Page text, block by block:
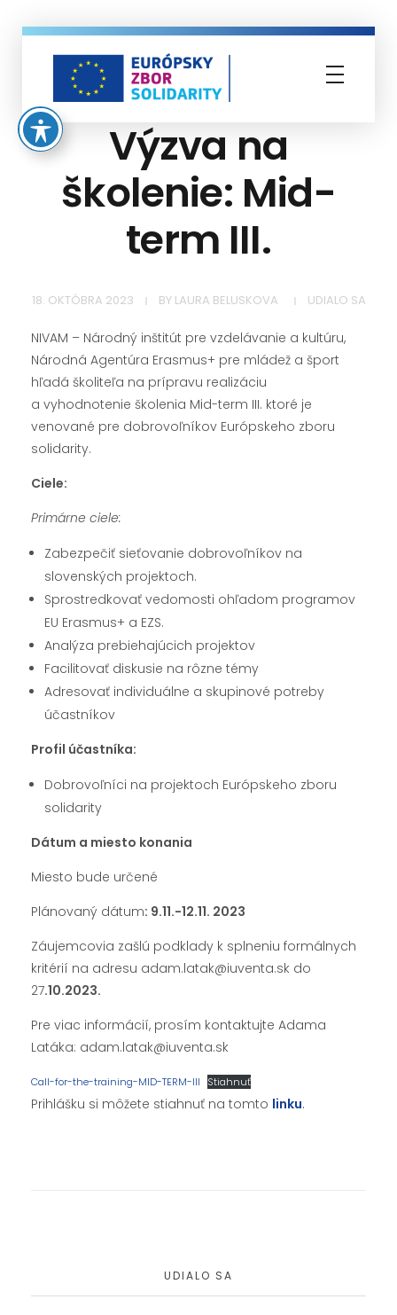
Výzva na
školenie: Mid-
term III.
18. OKTÓBRA 2023 BY LAURA BELUSKOVA UDIALO SA
NIVAM – Národný inštitút pre vzdelávanie a kultúru,
Národná Agentúra Erasmus+ pre mládež a šport
hľadá školiteľa na prípravu realizáciu
a vyhodnotenie školenia Mid-term III. ktoré je
venované pre dobrovoľníkov Európskeho zboru
solidarity.
Ciele:
Primárne ciele:
Zabezpečiť sieťovanie dobrovoľníkov na
slovenských projektoch.
Sprostredkovať vedomosti ohľadom programov
EU Erasmus+ a EZS.
Analýza prebiehajúcich projektov
Facilitovať diskusie na rôzne témy
Adresovať individuálne a skupinové potreby
účastníkov
Profil účastníka:
Dobrovoľníci na projektoch Európskeho zboru
solidarity
Dátum a miesto konania
Miesto bude určené
Plánovaný dátum: 9.11.-12.11. 2023
Záujemcovia zašlú podklady k splneniu formálnych
kritérií na adresu adam.latak@iuventa.sk do
27.10.2023.
Pre viac informácií, prosím kontaktujte Adama
Latáka: adam.latak@iuventa.sk
Call-for-the-training-MID-TERM-III Stiahnuť
Prihlášku si môžete stiahnuť na tomto linku.
UDIALO SA